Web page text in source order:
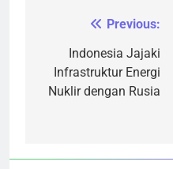
Navigasi
pos
Previous:
Indonesia Jajaki
Infrastruktur Energi
Nuklir dengan Rusia